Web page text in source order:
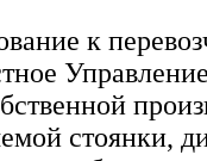
к
стоянки,